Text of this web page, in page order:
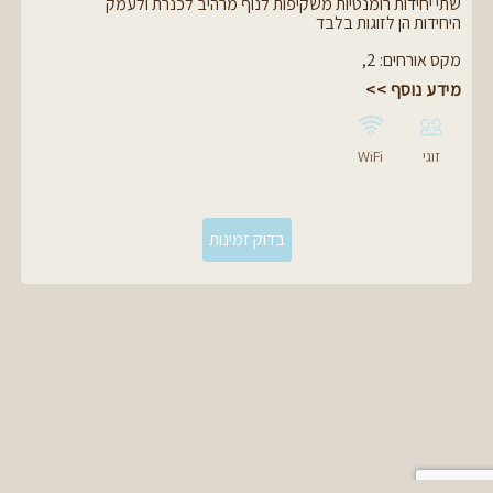
לא תתאפשר הגעה עםהיחידות הן לזוגות בלבד
מקס אורחים:
2
,
מידע נוסף >>
זוגי WiFi